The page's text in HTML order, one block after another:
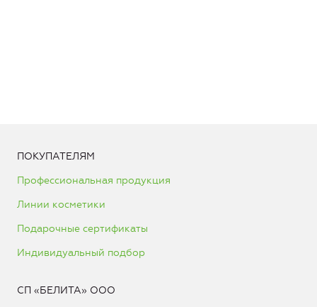
ПОКУПАТЕЛЯМ
Профессиональная продукция
Линии косметики
Подарочные сертификаты
Индивидуальный подбор
СП «БЕЛИТА» ООО